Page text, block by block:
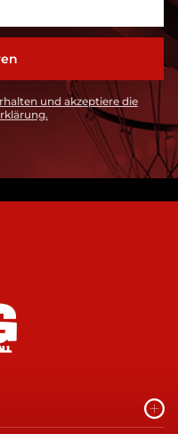
und akzeptiere die